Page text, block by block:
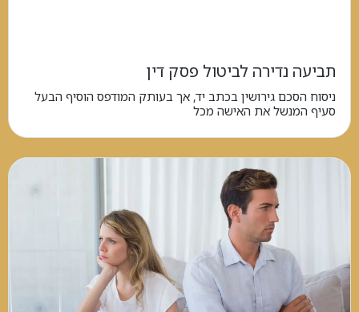
תביעה נדירה לביטול פסק דין
ניסוח הסכם גירושין בכתב יד, אך בעותק המודפס הוסיף הבעל
סעיף המנשל את האישה מכל